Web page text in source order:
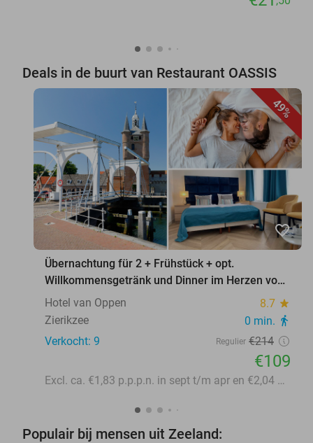
Deals in de buurt van Restaurant OASSIS
49%
favorite_border
Übernachtung für 2 + Frühstück + opt.
Willkommensgetränk und Dinner im Herzen von
Zierikzee
Hotel van Oppen 8.7 star
Zierikzee 0 min. directions_walk
Verkocht: 9 Regulier €214
€109
Excl. ca. €1,83 p.p.p.n. in sept t/m apr en €2,04 p.p.p.n. in mei t/m aug toeristenbelasting
Populair bij mensen uit Zeeland: